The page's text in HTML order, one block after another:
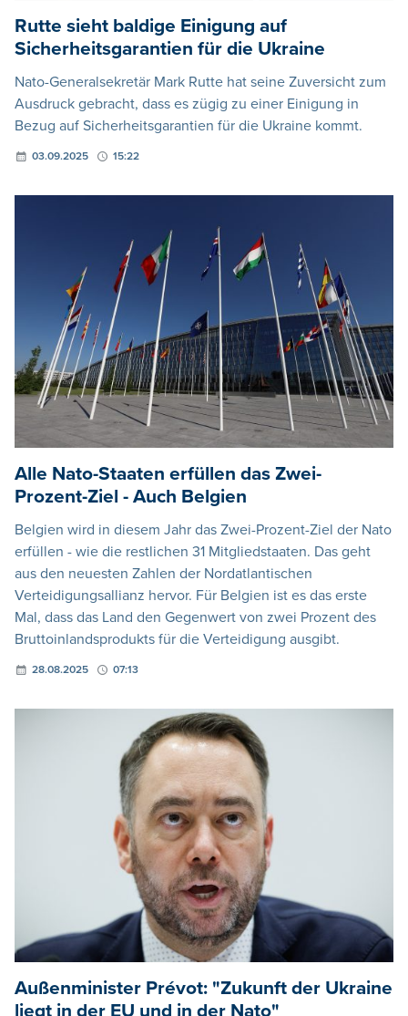
Rutte sieht baldige Einigung auf
Sicherheitsgarantien für die Ukraine
Nato-Generalsekretär Mark Rutte hat seine Zuversicht zum
Ausdruck gebracht, dass es zügig zu einer Einigung in
Bezug auf Sicherheitsgarantien für die Ukraine kommt.
03.09.2025 15:22
Alle Nato-Staaten erfüllen das Zwei-
Prozent-Ziel - Auch Belgien
Belgien wird in diesem Jahr das Zwei-Prozent-Ziel der Nato
erfüllen - wie die restlichen 31 Mitgliedstaaten. Das geht
aus den neuesten Zahlen der Nordatlantischen
Verteidigungsallianz hervor. Für Belgien ist es das erste
Mal, dass das Land den Gegenwert von zwei Prozent des
Bruttoinlandsprodukts für die Verteidigung ausgibt.
28.08.2025 07:13
Außenminister Prévot: "Zukunft der Ukraine
liegt in der EU und in der Nato"